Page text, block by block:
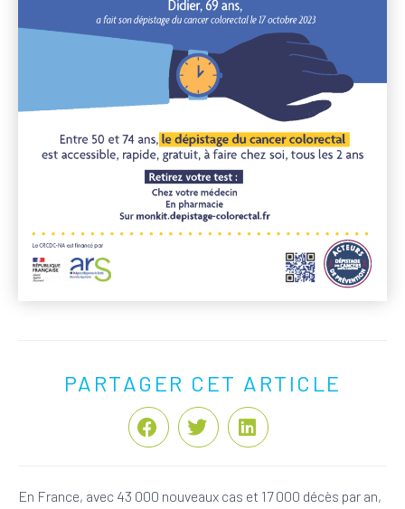
PARTAGER CET ARTICLE
En France, avec 43 000 nouveaux cas et 17 000 décès par an,